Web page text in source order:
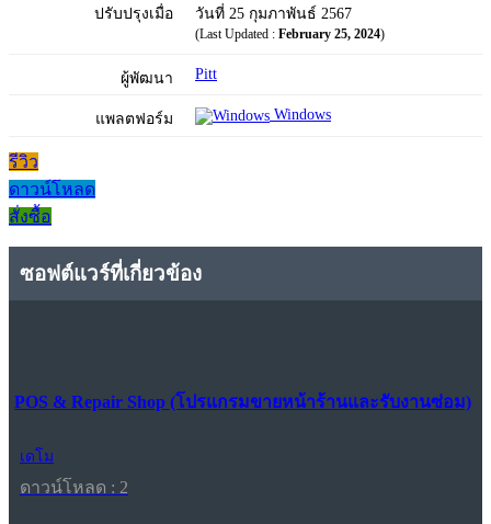
ปรับปรุงเมื่อ วันที่ 25 กุมภาพันธ์ 2567
(Last Updated : February 25, 2024)
ผู้พัฒนา Pitt
แพลตฟอร์ม Windows
รีวิว
ดาวน์โหลด
สั่งซื้อ
ซอฟต์แวร์ที่เกี่ยวข้อง
POS & Repair Shop (โปรแกรมขายหน้าร้านและรับงานซ่อม)
เดโม
ดาวน์โหลด : 2